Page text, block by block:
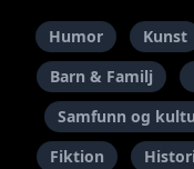
Humor Kunst
Barn & Familj
Samfunn og
Fiktion